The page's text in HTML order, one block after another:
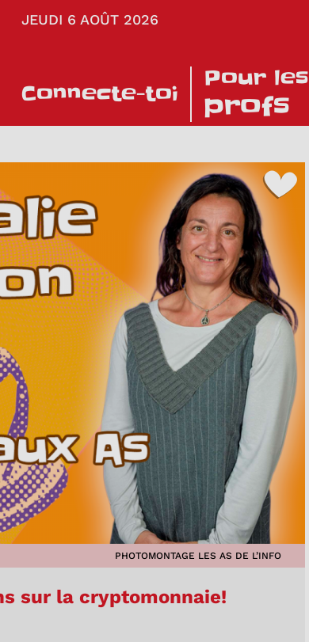
JEUDI 6 AOÛT 2026
Connecte-toi
Pour les
profs
PHOTOMONTAGE LES AS DE L’INFO
sur la cryptomonnaie!